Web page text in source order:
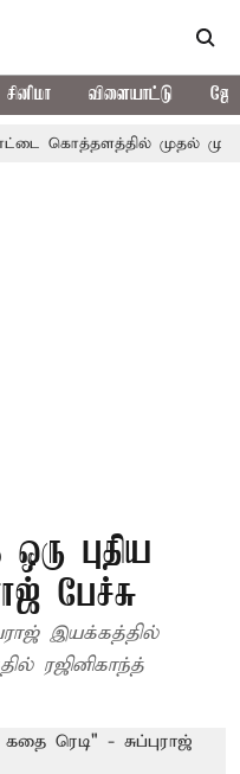
சினிமா விளையாட்டு
முதல் முறையாக
புதிய
பேச்சு
இயக்கத்தில்
ரஜினிகாந்த்